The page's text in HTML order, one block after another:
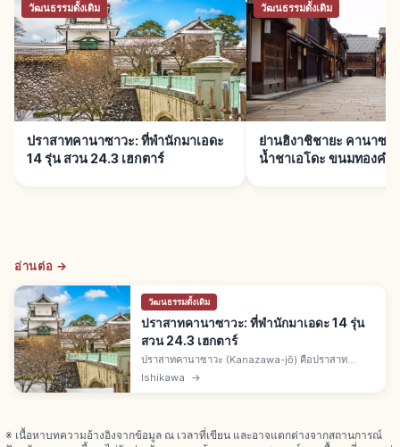
วัฒนธรรมดั้งเดิม
ปราสาทคานาซาวะ: ที่พำนักมาเอดะ
14 รุ่น สวน 24.3 เฮกตาร์
วัฒนธรรมดั้งเดิม
ย่านฮิงาชิชายะ คานาซา
น้ำชาเอโดะ ขนมทองคำ
อ่านต่อ →
วัฒนธรรมดั้งเดิม
ปราสาทคานาซาวะ: ที่พำนักมาเอดะ 14 รุ่น
สวน 24.3 เฮกตาร์
ปราสาทคานาซาวะ (Kanazawa-jō) คือปราสาท
ประวัติศาสตร์ จ.อิชิคาวะ ที่พำนักมาเอดะแคว้นคางะ 14
Ishikawa →
※ เนื้อหาบทความอ้างอิงจากข้อมูล ณ เวลาที่เขียน และอาจแตกต่างจากสถานการณ์